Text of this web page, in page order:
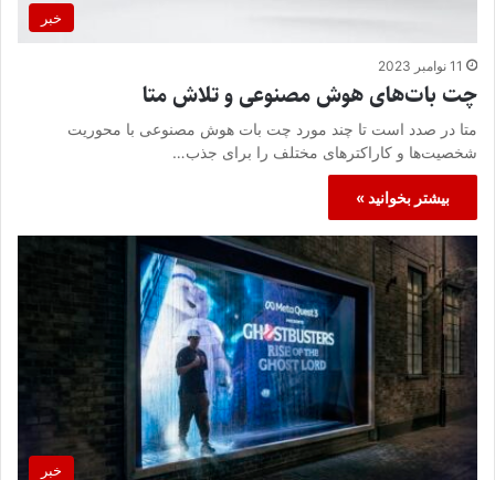
خبر
11 نوامبر 2023
چت بات‌های هوش مصنوعی و تلاش متا
متا در صدد است تا چند مورد چت بات هوش مصنوعی با محوریت
شخصیت‌ها و کاراکتر‌های مختلف را برای جذب…
بیشتر بخوانید »
خبر